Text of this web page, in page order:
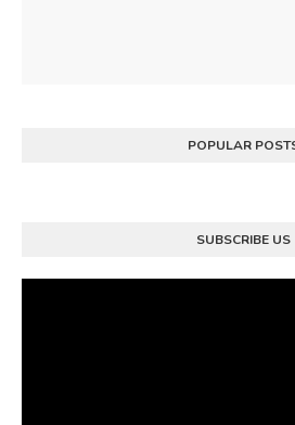
POPULAR
SUBSCRIBE US